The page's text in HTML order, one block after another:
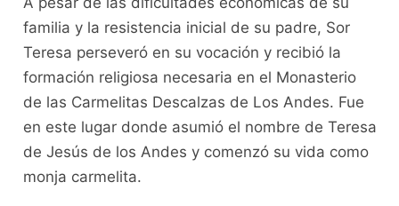
familia y la resistencia inicial de su padre, Sor
Teresa perseveró en su vocación y recibió la
formación religiosa necesaria en el Monasterio
de las Carmelitas Descalzas de Los Andes. Fue
en este lugar donde asumió el nombre de Teresa
de Jesús de los Andes y comenzó su vida como
monja carmelita.